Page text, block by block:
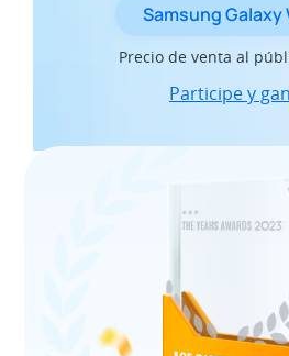
Samsung Galaxy
Precio de venta al
Participe y